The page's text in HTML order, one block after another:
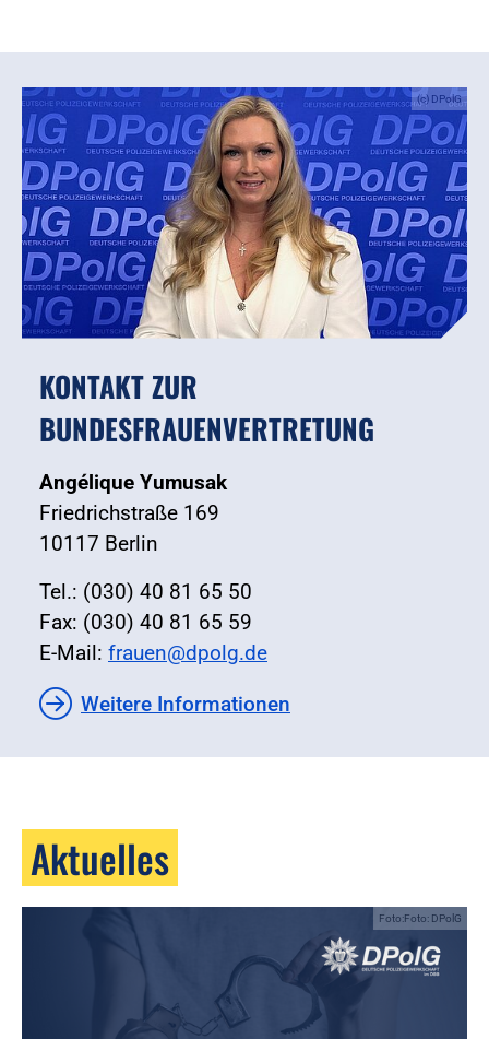
KONTAKT ZUR
BUNDESFRAUENVERTRETUNG
Angélique Yumusak
Friedrichstraße 169
10117 Berlin
Tel.: (030) 40 81 65 50
Fax: (030) 40 81 65 59
E-Mail: frauen@dpolg.de
Weitere Informationen
(c) DPolG
Aktuelles
Foto:Foto: DPolG